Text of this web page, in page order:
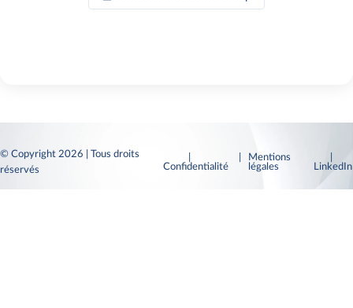
© Copyright 2026 | Tous droits
réservés
Confidentialité
| Mentions
légales